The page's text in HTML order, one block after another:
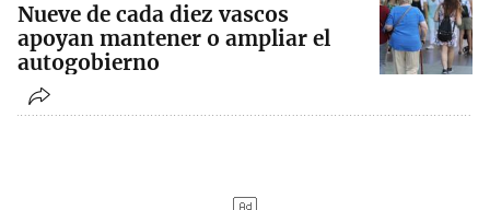
Nueve de cada diez vascos
apoyan mantener o ampliar el
autogobierno